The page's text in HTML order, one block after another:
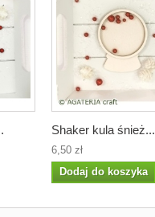
Shaker kula śnież...
6,50 zł
Dodaj do koszyka